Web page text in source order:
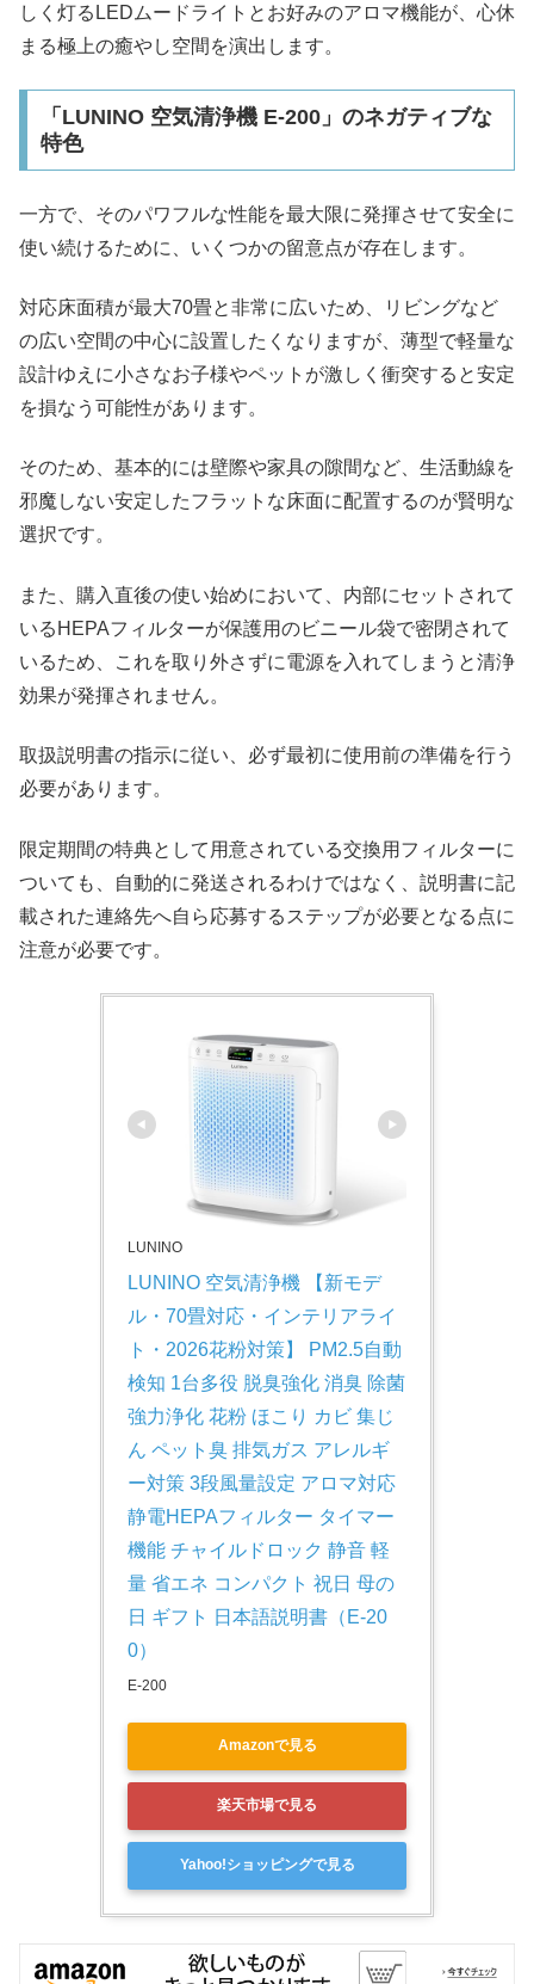
しく灯るLEDムードライトとお好みのアロマ機能が、心休
まる極上の癒やし空間を演出します。
「LUNINO 空気清浄機 E-200」のネガティブな
特色
一方で、そのパワフルな性能を最大限に発揮させて安全に
使い続けるために、いくつかの留意点が存在します。
対応床面積が最大70畳と非常に広いため、リビングなど
の広い空間の中心に設置したくなりますが、薄型で軽量な
設計ゆえに小さなお子様やペットが激しく衝突すると安定
を損なう可能性があります。
そのため、基本的には壁際や家具の隙間など、生活動線を
邪魔しない安定したフラットな床面に配置するのが賢明な
選択です。
また、購入直後の使い始めにおいて、内部にセットされて
いるHEPAフィルターが保護用のビニール袋で密閉されて
いるため、これを取り外さずに電源を入れてしまうと清浄
効果が発揮されません。
取扱説明書の指示に従い、必ず最初に使用前の準備を行う
必要があります。
限定期間の特典として用意されている交換用フィルターに
ついても、自動的に発送されるわけではなく、説明書に記
載された連絡先へ自ら応募するステップが必要となる点に
注意が必要です。
LUNINO
LUNINO 空気清浄機 【新モデ
ル・70畳対応・インテリアライ
ト・2026花粉対策】 PM2.5自動
検知 1台多役 脱臭強化 消臭 除菌
強力浄化 花粉 ほこり カビ 集じ
ん ペット臭 排気ガス アレルギ
ー対策 3段風量設定 アロマ対応
静電HEPAフィルター タイマー
機能 チャイルドロック 静音 軽
量 省エネ コンパクト 祝日 母の
日 ギフト 日本語説明書（E-20
0）
E-200
Amazonで見る
楽天市場で見る
Yahoo!ショッピングで見る